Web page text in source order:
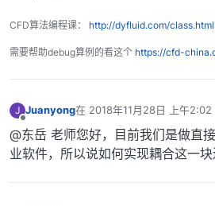
CFD算法编程课： http://dyfluid.com/class.html
需要帮助debug算例的看这个 https://cfd-
J Juanyong在 2018年11月28日 上午2:02
最后由 编辑
@东岳 老师您好，目前我们是做直
业软件，所以说如何实现耦合这一